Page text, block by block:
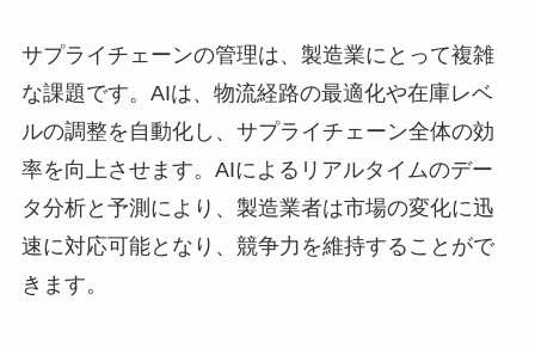
サプライチェーンの管理は、製造業にとって複雑
な課題です。AIは、物流経路の最適化や在庫レベ
ルの調整を自動化し、サプライチェーン全体の効
率を向上させます。AIによるリアルタイムのデー
タ分析と予測により、製造業者は市場の変化に迅
速に対応可能となり、競争力を維持することがで
きます。